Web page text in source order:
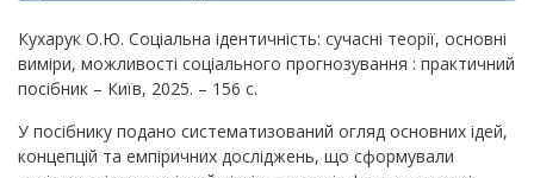
Кухарук О.Ю. Соціальна ідентичність: сучасні теорії, основні
виміри, можливості соціального прогнозування : практичний
посібник – Київ, 2025. – 156 с.
У посібнику подано систематизований огляд основних ідей,
концепцій та емпіричних досліджень, що сформували